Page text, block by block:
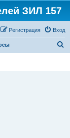
ЗИЛ 157
Вход
Регистрация